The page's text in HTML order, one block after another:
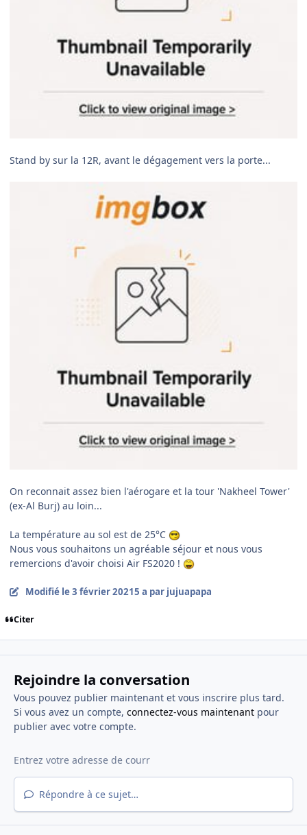
Stand by sur la 12R, avant le dégagement vers la porte...
On reconnait assez bien l'aérogare et la tour 'Nakheel Tower'
(ex-Al Burj) au loin...
La température au sol est de 25°C
Nous vous souhaitons un agréable séjour et nous vous
remercions d'avoir choisi Air FS2020 !
Modifié le 3 février 20215 a par jujuapapa
Citer
Rejoindre la conversation
Vous pouvez publier maintenant et vous inscrire plus tard.
Si vous avez un compte, connectez-vous maintenantpour
publier avec votre compte.
Répondre à ce sujet…